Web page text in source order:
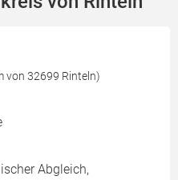
von 32699 Rinteln)
Abgleich,